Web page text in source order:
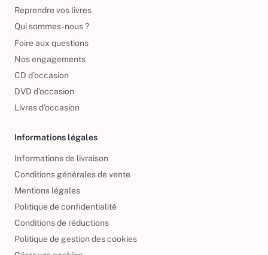
Reprendre vos livres
Qui sommes-nous ?
Foire aux questions
Nos engagements
CD d'occasion
DVD d'occasion
Livres d’occasion
Informations légales
Informations de livraison
Conditions générales de vente
Mentions légales
Politique de confidentialité
Conditions de réductions
Politique de gestion des cookies